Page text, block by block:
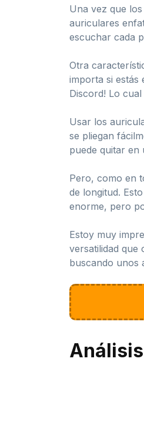
Una vez que
auriculares
escuchar cada
Otra
importa si estás
Discord! Lo
Usar los
se pliegan
puede quitar
Pero, como en
de longitud.
enorme, pero
Estoy muy
versatilidad que
buscando unos